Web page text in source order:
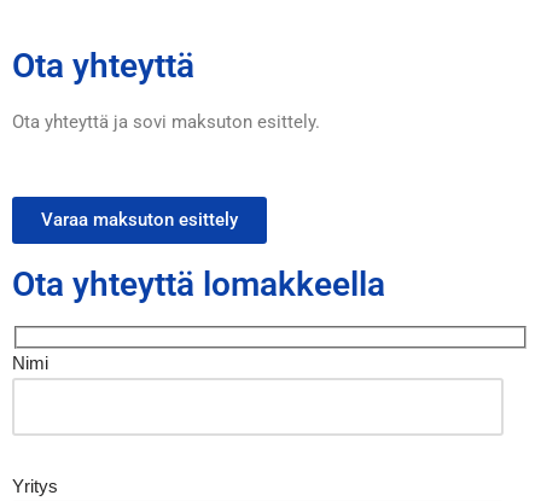
Ota yhteyttä
Ota yhteyttä ja sovi maksuton esittely.
Varaa maksuton esittely
Ota yhteyttä lomakkeella
Nimi
Yritys